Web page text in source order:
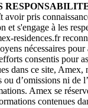
pris
et s'engage à les
residences.fr
nécessaires
consentis pour
dans ce site, Amex,
ou d’omissions ni de
Amex se
contenues